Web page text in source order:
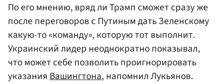
По его мнению, вряд ли Трамп сможет сразу же
после переговоров с Путиным дать Зеленскому
какую-то «команду», которую тот выполнит.
Украинский лидер неоднократно показывал,
что может себе позволить проигнорировать
указанияВашингтона, напомнил Лукьянов.